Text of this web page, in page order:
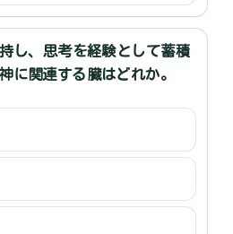
し、思考を経験として蓄積
に関連する臓はどれか。